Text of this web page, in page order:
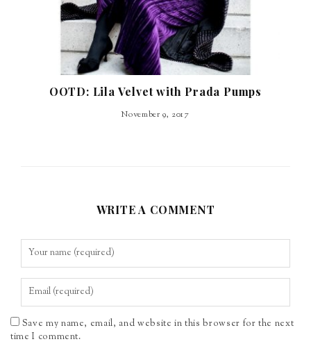
OOTD: Lila Velvet with Prada Pumps
November 9, 2017
WRITE A COMMENT
Save my name, email, and website in this browser for the next
time I comment.